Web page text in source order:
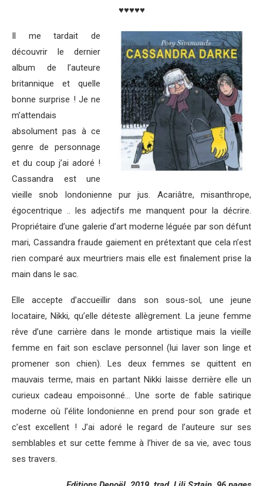
♥♥♥♥♥
Il me tardait de
découvrir le dernier
album de l’auteure
britannique et quelle
bonne surprise ! Je ne
m’attendais
absolument pas à ce
genre de personnage
et du coup j’ai adoré !
Cassandra est une
vieille snob londonienne pur jus. Acariâtre, misanthrope,
égocentrique .. les adjectifs me manquent pour la décrire.
Propriétaire d’une galerie d’art moderne léguée par son défunt
mari, Cassandra fraude gaiement en prétextant que cela n’est
rien comparé aux meurtriers mais elle est finalement prise la
main dans le sac.
Elle accepte d’accueillir dans son sous-sol, une jeune
locataire, Nikki, qu’elle déteste allègrement. La jeune femme
rêve d’une carrière dans le monde artistique mais la vieille
femme en fait son esclave personnel (lui laver son linge et
promener son chien). Les deux femmes se quittent en
mauvais terme, mais en partant Nikki laisse derrière elle un
curieux cadeau empoisonné… Une sorte de fable satirique
moderne où l’élite londonienne en prend pour son grade et
c’est excellent ! J’ai adoré le regard de l’auteure sur ses
semblables et sur cette femme à l’hiver de sa vie, avec tous
ses travers.